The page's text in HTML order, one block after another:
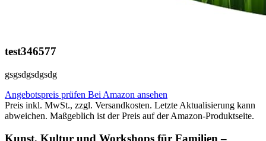
test346577
gsgsdgsdgsdg
Angebotspreis prüfen Bei Amazon ansehen
Preis inkl. MwSt., zzgl. Versandkosten. Letzte Aktualisierung kann
abweichen. Maßgeblich ist der Preis auf der Amazon-Produktseite.